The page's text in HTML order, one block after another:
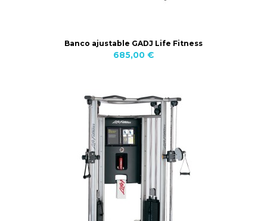
Banco ajustable GADJ Life Fitness
685,00 €